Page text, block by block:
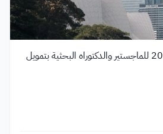
منحة جامعة سيدني 2027 للماجستير والدكتوراه البحثية بتمويل